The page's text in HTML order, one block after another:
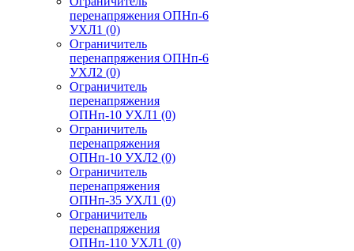
перенапряжения ОПНп-6
УХЛ1 (0)
Ограничитель
перенапряжения ОПНп-6
УХЛ2 (0)
Ограничитель
перенапряжения
ОПНп-10 УХЛ1 (0)
Ограничитель
перенапряжения
ОПНп-10 УХЛ2 (0)
Ограничитель
перенапряжения
ОПНп-35 УХЛ1 (0)
Ограничитель
перенапряжения
ОПНп-110 УХЛ1 (0)